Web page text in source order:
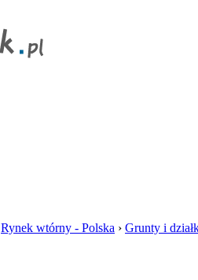
Rynek wtórny - Polska › Grunty i